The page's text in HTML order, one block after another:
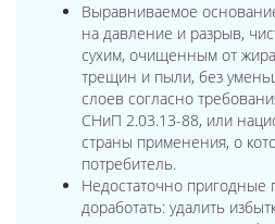
Выравниваемое
на давление и разрыв,
сухим, очищенным от
трещин и пыли, без
слоев согласно
СНиП 2.03.13-88, или
страны применения, о
потребитель.
Недостаточно
доработать: удалить